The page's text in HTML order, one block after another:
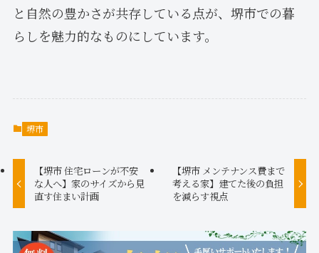
と自然の豊かさが共存している点が、堺市での暮
らしを魅力的なものにしています。
堺市
【堺市 住宅ローンが不安
な人へ】家のサイズから見
直す住まい計画
【堺市 メンテナンス費まで
考える家】建てた後の負担
を減らす視点